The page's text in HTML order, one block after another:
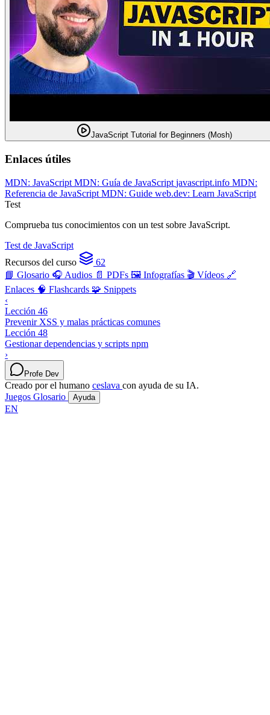
JavaScript Tutorial for Beginners (Mosh)
Enlaces útiles
MDN: JavaScript MDN: Guía de JavaScript javascript.info MDN:
Referencia de JavaScript MDN: Guide web.dev: Learn JavaScript
Test
Comprueba tus conocimientos con un test sobre JavaScript.
Test de JavaScript
Recursos del curso
62
📘 Glosario 🎧 Audios 📄 PDFs 🖼️ Infografías 🎬 Vídeos 🔗
Enlaces 🧠 Flashcards 🧩 Snippets
‹
Lección 46
Prevenir XSS y malas prácticas comunes
Lección 48
Gestionar dependencias y scripts npm
›
Profe Dev
Creado por el humano ceslava con ayuda de su IA.
Juegos Glosario Ayuda
EN